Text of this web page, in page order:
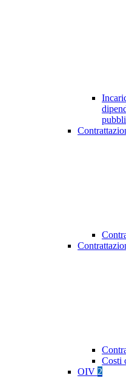
Costi
OIV 2